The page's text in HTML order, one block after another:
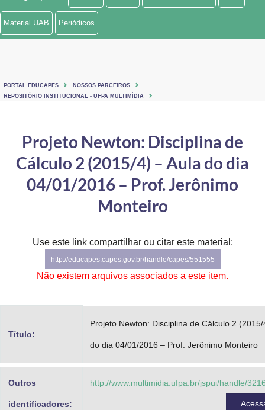
Ministério de Minas e Energia
Ministério do Turismo
Controladoria-Geral da União
Ministério da Mulher, da Família e dos Direitos Humanos
Gabinete de Segurança Institucional
Advocacia-Geral da União
Material UAB Periódicos
PORTAL EDUCAPES
NOSSOS PARCEIROS
REPOSITÓRIO INSTITUCIONAL - UFPA MULTIMÍDIA
Projeto Newton: Disciplina de
Cálculo 2 (2015/4) – Aula do dia
04/01/2016 – Prof. Jerônimo
Monteiro
Use este link compartilhar ou citar este material:
http://educapes.capes.gov.br/handle/capes/551555
Não existem arquivos associados a este item.
Título:
Projeto Newton: Disciplina de Cálculo 2
do dia 04/01/2016 – Prof. Jerônimo Monteiro
Outros
identificadores:
http://www.multimidia.ufpa.br/jspui/handle/